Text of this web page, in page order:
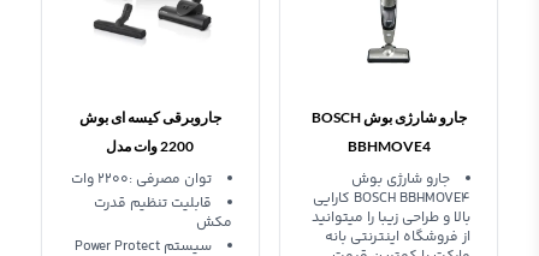
جارو شارژی بوش BOSCH
BBHMOVE4
جارو شارژی بوش
BOSCH BBHMOVE4 کارایی
بالا و طراحی زیبا را میتوانید
از فروشگاه اینترنتی بانه
جاروبرقی کیسه ای بوش
2200 وات مدل
BGLS482200
توان مصرفی :۲۲۰۰ وات
قابلیت تنظیم قدرت
مکش
سیستم Power Protect